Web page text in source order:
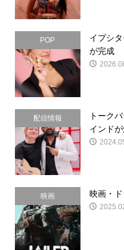
POP
イプシ
が完成
配信情報
トーク
インド
映画 映画・